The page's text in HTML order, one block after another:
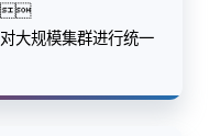
大规模集群进行统一